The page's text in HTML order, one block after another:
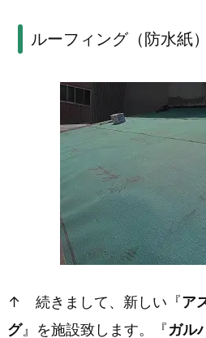
5.
工
事
案
の
理
由
ルーフィング（防水紙
↑ 続きまして、新しい『ア
グ』を施設致します。『ガル